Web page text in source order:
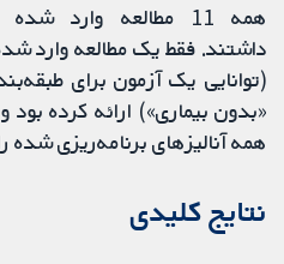
همه 11 مطالعه
داشتند. فقط یک مطالعه وارد
(توانایی یک آزمون برای
«بدون بیماری») ارائه کرده
همه آنالیزهای برنامه‌‌ریزی شده
نتایج کلیدی